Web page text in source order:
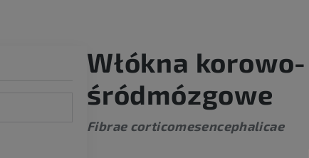
Włókna korowo-
śródmózgowe
Fibrae corticomesencephalicae